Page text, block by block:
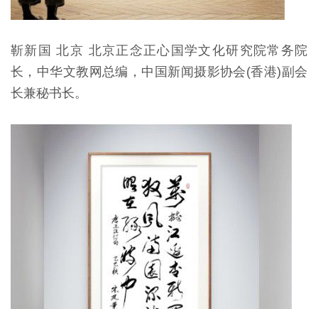
靳新国 北京 北京正念正心国学文化研究院常务院
长，中华文教网总编，中国新闻摄影协会(香港)副会
长兼秘书长。